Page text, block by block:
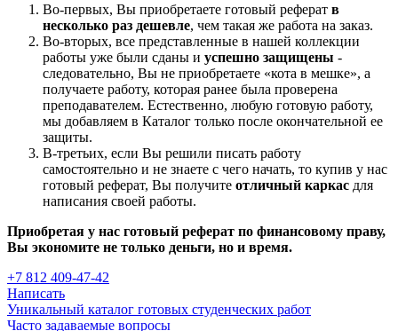
Во-первых, Вы приобретаете готовый реферат в
несколько раз дешевле, чем такая же работа на заказ.
Во-вторых, все представленные в нашей коллекции
работы уже были сданы и успешно защищены -
следовательно, Вы не приобретаете «кота в мешке», а
получаете работу, которая ранее была проверена
преподавателем. Естественно, любую готовую работу,
мы добавляем в Каталог только после окончательной ее
защиты.
В-третьих, если Вы решили писать работу
самостоятельно и не знаете с чего начать, то купив у нас
готовый реферат, Вы получите отличный каркас для
написания своей работы.
Приобретая у нас готовый реферат по финансовому праву,
Вы экономите не только деньги, но и время.
+7 812 409-47-42
Написать
Уникальный каталог готовых студенческих работ
Часто задаваемые вопросы